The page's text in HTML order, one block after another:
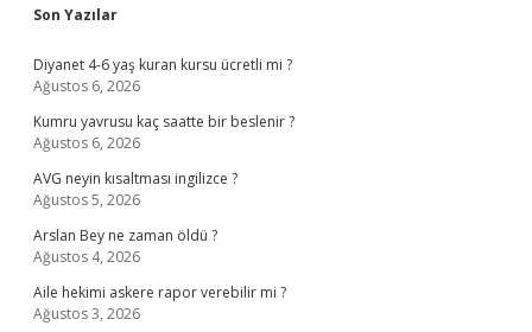
Sidebar
Son Yazılar
Diyanet 4-6 yaş kuran kursu ücretli mi ?
Ağustos 6, 2026
Kumru yavrusu kaç saatte bir beslenir ?
Ağustos 6, 2026
AVG neyin kısaltması ingilizce ?
Ağustos 5, 2026
Arslan Bey ne zaman öldü ?
Ağustos 4, 2026
Aile hekimi askere rapor verebilir mi ?
Ağustos 3, 2026